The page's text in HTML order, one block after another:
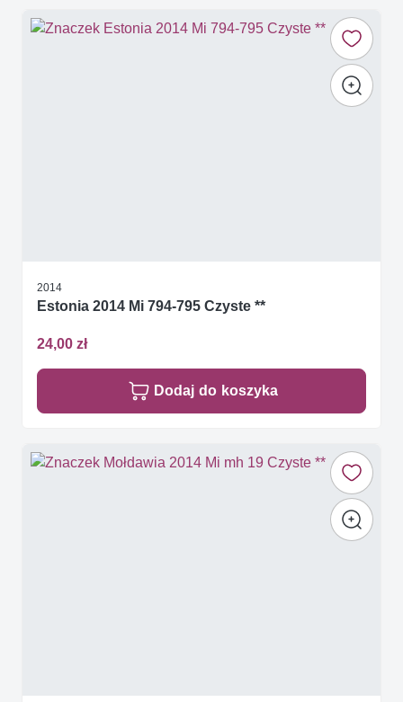
2014
Estonia 2014 Mi 794-795 Czyste **
24,00 zł
Dodaj do koszyka